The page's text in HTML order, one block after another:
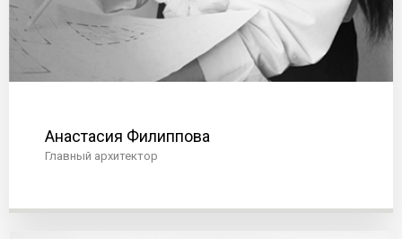
Анастасия Филиппова
Главный архитектор